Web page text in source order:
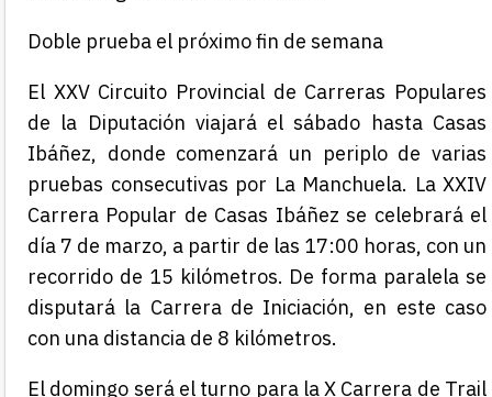
Doble prueba el próximo fin de semana
El XXV Circuito Provincial de Carreras Populares
de la Diputación viajará el sábado hasta Casas
Ibáñez, donde comenzará un periplo de varias
pruebas consecutivas por La Manchuela. La XXIV
Carrera Popular de Casas Ibáñez se celebrará el
día 7 de marzo, a partir de las 17:00 horas, con un
recorrido de 15 kilómetros. De forma paralela se
disputará la Carrera de Iniciación, en este caso
con una distancia de 8 kilómetros.
El domingo será el turno para la X Carrera de Trail